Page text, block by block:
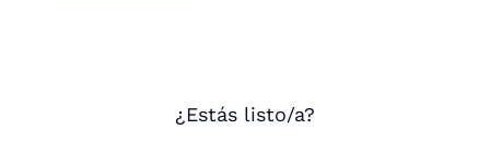
¿Estás listo/a?